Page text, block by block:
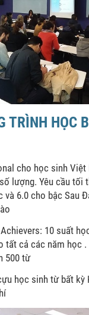
TRÌNH HỌC
cho học sinh Việt
lượng. Yêu cầu tối
và 6.0 cho bậc Sau
10 suất
tất cả các năm học .
500 từ
học sinh từ bất kỳ